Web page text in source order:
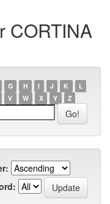
CORTINA
G H I J K
L
V W X Y Z